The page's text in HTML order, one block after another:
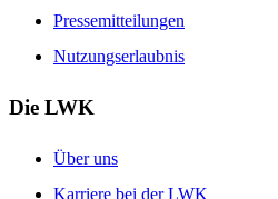
Pressemitteilungen
Nutzungserlaubnis
Die LWK
Über uns
Karriere bei der LWK